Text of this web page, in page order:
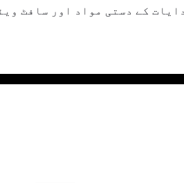
کے دستی مواد اور سافٹ